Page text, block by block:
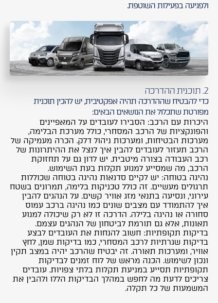
ולפגיעה בפעילות השוטפת.
2. תוכנית ההדרכה
כדי להבטיח שההדרכה תהיה אפקטיבית, יש להכין תוכנית
מפורטת שתכלול את הנושאים הבאים:
היכרות עם הרכב: הסבירו לעובדים על המאפיינים
והפונקציות של הרכב המסחרי, כולל מערכת הבלימה,
מערכות הבטיחות, ומערכות ניהול דלק. הכרה מעמיקה של
הרכב תעזור לעובדים להבין איך לנצל את ההיתרונות של
רכב העבודה בצורה מיטבית. יש לדון גם על תחזוקת
הרכב, מה שמסייע למנוע תקלות בעת השימוש.
נהיגה בטוחה: יש לקיים סדנאות נהיגה בטוחה שכוללות
תרגולים מעשיים. זה כולל טכניקות בלימה, תמרונים בשטח
עירוני, ונסיעה בתנאי מזג אוויר קשים. על הנהגים להבין
איך להתמודד עם מצבים שונים כמו נהיגה ברכב עמוס
סחורה או נהיגה בלילה. הדרכה זו לא רק שיכולה למנוע
תאונות, אלא גם תורמת לביטחון של הנהגים עצמם.
בדיקות תקופתיות: חשוב להנחות את העובדים לבצע
בדיקות שגרתיות לרכב המסחרי, כמו בדיקות שמן, לחץ
אוויר, ומערכות תאורה. זה יבטיח שהרכב יהיה במצב תקין
ונכון לשימוש. הכנה מראש של לוח זמנים לבדיקות
תקופתיות תסייע במניעת תקלות בלתי צפויות. עובדים
צריכים לדעת מה לחפש במהלך הבדיקות הללו ולהבין את
המשמעות של כל תקלה.